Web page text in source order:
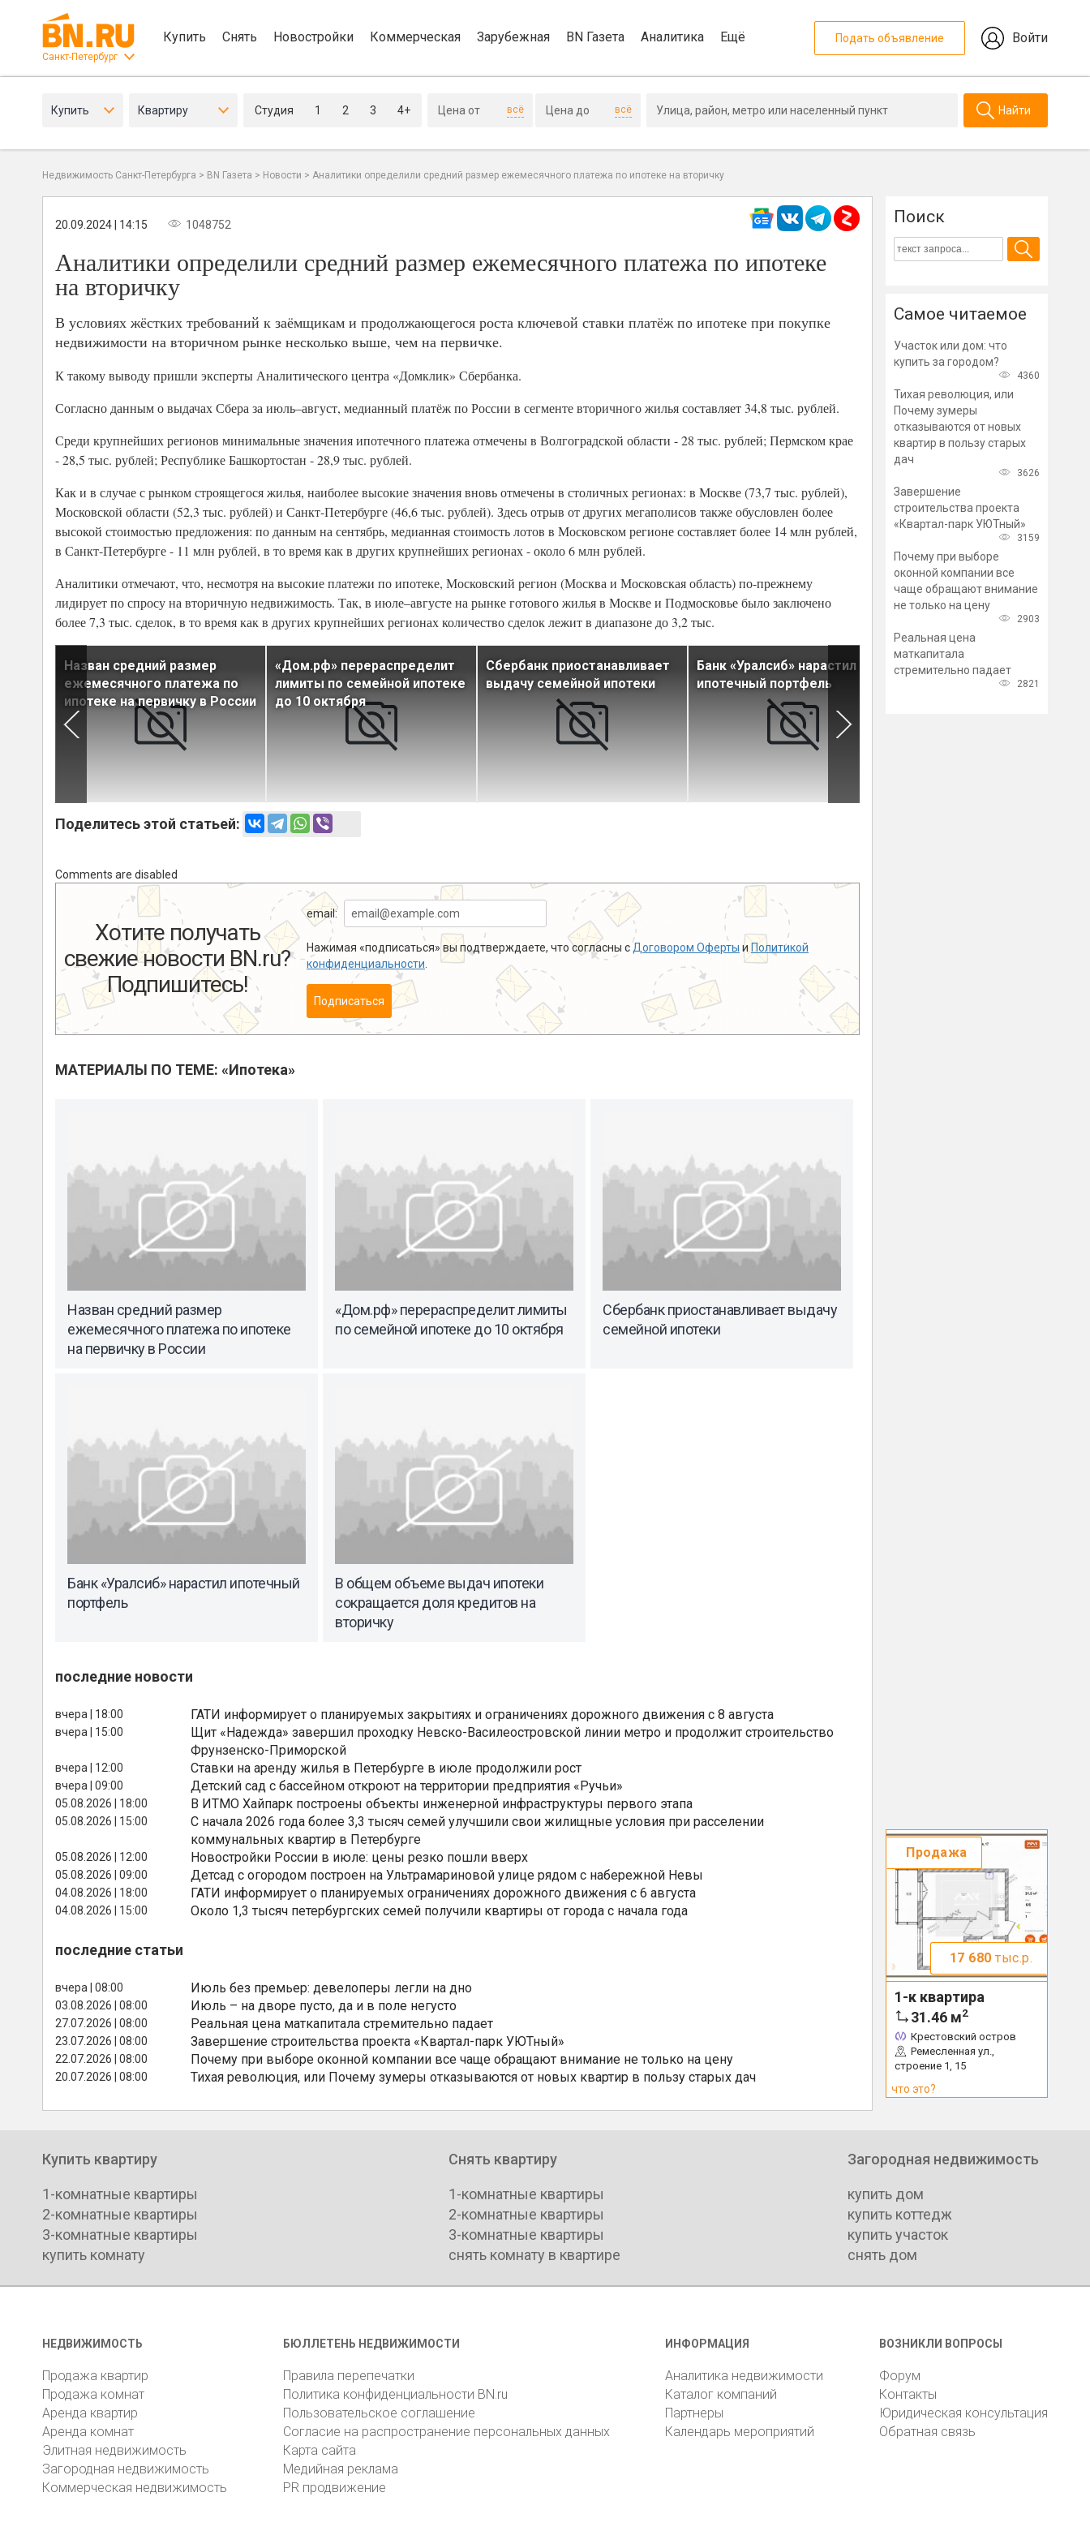
Санкт-Петербург
Купить Снять Новостройки Коммерческая Зарубежная BN Газета Аналитика Ещё Подать объявление Войти
Купить Квартиру Студия 1 2 3 4+ всё всё Найти
Недвижимость Санкт-Петербурга > BN Газета > Новости > Аналитики определили средний размер ежемесячного платежа по ипотеке на вторичку
20.09.2024 | 14:15 1048752
Аналитики определили средний размер ежемесячного платежа по ипотеке
на вторичку
В условиях жёстких требований к заёмщикам и продолжающегося роста ключевой ставки платёж по ипотеке при покупке
недвижимости на вторичном рынке несколько выше, чем на первичке.
К такому выводу пришли эксперты Аналитического центра «Домклик» Сбербанка.
Согласно данным о выдачах Сбера за июль–август, медианный платёж по России в сегменте вторичного жилья составляет 34,8 тыс. рублей.
Среди крупнейших регионов минимальные значения ипотечного платежа отмечены в Волгоградской области - 28 тыс. рублей; Пермском крае
- 28,5 тыс. рублей; Республике Башкортостан - 28,9 тыс. рублей.
Как и в случае с рынком строящегося жилья, наиболее высокие значения вновь отмечены в столичных регионах: в Москве (73,7 тыс. рублей),
Московской области (52,3 тыс. рублей) и Санкт-Петербурге (46,6 тыс. рублей). Здесь отрыв от других мегаполисов также обусловлен более
высокой стоимостью предложения: по данным на сентябрь, медианная стоимость лотов в Московском регионе составляет более 14 млн рублей,
в Санкт-Петербурге - 11 млн рублей, в то время как в других крупнейших регионах - около 6 млн рублей.
Аналитики отмечают, что, несмотря на высокие платежи по ипотеке, Московский регион (Москва и Московская область) по-прежнему
лидирует по спросу на вторичную недвижимость. Так, в июле–августе на рынке готового жилья в Москве и Подмосковье было заключено
более 7,3 тыс. сделок, в то время как в других крупнейших регионах количество сделок лежит в диапазоне до 3,2 тыс.
Назван средний размер
ежемесячного платежа по
ипотеке на первичку в России
«Дом.рф» перераспределит
лимиты по семейной ипотеке
до 10 октября
Сбербанк приостанавливает
выдачу семейной ипотеки
Банк «Уралсиб» нарастил
ипотечный портфель
В общем объеме выдач
ипотеки сокращается доля
Поделитесь этой статьей:
Comments are disabled
Хотите получать
свежие новости BN.ru?
Подпишитесь!
email:
Нажимая «подписаться» вы подтверждаете, что согласны с Договором Оферты и Политикой
конфиденциальности
Подписаться
МАТЕРИАЛЫ ПО ТЕМЕ: «Ипотека»
Назван средний размер
ежемесячного платежа по ипотеке
на первичку в России
«Дом.рф» перераспределит лимиты
по семейной ипотеке до 10 октября
Сбербанк приостанавливает выдачу
семейной ипотеки
Банк «Уралсиб» нарастил ипотечный
портфель
В общем объеме выдач ипотеки
сокращается доля кредитов на
вторичку
последние новости
вчера | 18:00 ГАТИ информирует о планируемых закрытиях и ограничениях дорожного движения с 8 августа
вчера | 15:00
Щит «Надежда» завершил проходку Невско-Василеостровской линии метро и продолжит строительство
Фрунзенско-Приморской
вчера | 12:00 Ставки на аренду жилья в Петербурге в июле продолжили рост
вчера | 09:00 Детский сад с бассейном откроют на территории предприятия «Ручьи»
05.08.2026 | 18:00 В ИТМО Хайпарк построены объекты инженерной инфраструктуры первого этапа
05.08.2026 | 15:00
С начала 2026 года более 3,3 тысяч семей улучшили свои жилищные условия при расселении
коммунальных квартир в Петербурге
05.08.2026 | 12:00 Новостройки России в июле: цены резко пошли вверх
05.08.2026 | 09:00 Детсад с огородом построен на Ультрамариновой улице рядом с набережной Невы
04.08.2026 | 18:00 ГАТИ информирует о планируемых ограничениях дорожного движения с 6 августа
04.08.2026 | 15:00 Около 1,3 тысяч петербургских семей получили квартиры от города с начала года
последние статьи
вчера | 08:00 Июль без премьер: девелоперы легли на дно
03.08.2026 | 08:00 Июль – на дворе пусто, да и в поле негусто
27.07.2026 | 08:00 Реальная цена маткапитала стремительно падает
23.07.2026 | 08:00 Завершение строительства проекта «Квартал-парк УЮТный»
22.07.2026 | 08:00 Почему при выборе оконной компании все чаще обращают внимание не только на цену
20.07.2026 | 08:00 Тихая революция, или Почему зумеры отказываются от новых квартир в пользу старых дач
Поиск
Самое читаемое
Участок или дом: что
купить за городом?
4360
Тихая революция, или
Почему зумеры
отказываются от новых
квартир в пользу старых
дач
3626
Завершение
строительства проекта
«Квартал-парк УЮТный»
3159
Почему при выборе
оконной компании все
чаще обращают внимание
не только на цену
2903
Реальная цена
маткапитала
стремительно падает
2821
Продажа
17 680 тыс.р.
1-к квартира
31.46 м2
Крестовский остров
Ремесленная ул.,
строение 1, 15
что это?
Купить квартиру
1-комнатные квартиры
2-комнатные квартиры
3-комнатные квартиры
купить комнату
Снять квартиру
1-комнатные квартиры
2-комнатные квартиры
3-комнатные квартиры
снять комнату в квартире
Загородная недвижимость
купить дом
купить коттедж
купить участок
снять дом
НЕДВИЖИМОСТЬ
Продажа квартир
Продажа комнат
Аренда квартир
Аренда комнат
Элитная недвижимость
Загородная недвижимость
Коммерческая недвижимость
БЮЛЛЕТЕНЬ НЕДВИЖИМОСТИ
Правила перепечатки
Политика конфиденциальности BN.ru
Пользовательское соглашение
Согласие на распространение персональных данных
Карта сайта
Медийная реклама
PR продвижение
ИНФОРМАЦИЯ
Аналитика недвижимости
Каталог компаний
Партнеры
Календарь мероприятий
ВОЗНИКЛИ ВОПРОСЫ
Форум
Контакты
Юридическая консультация
Обратная связь